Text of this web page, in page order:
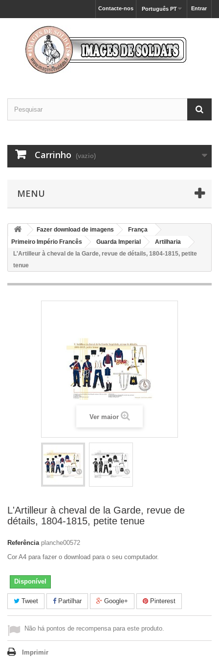
Entrar
Português PT
Contacte-nos
Carrinho (vazio)
MENU
Fazer download de imagens
França
Primeiro Império Francês
Guarda Imperial
Artilharia
L'Artilleur à cheval de la Garde, revue de détails, 1804-1815, petite
tenue
Ver maior
L'Artilleur à cheval de la Garde, revue de
détails, 1804-1815, petite tenue
Referência planche00572
Cor A4 para fazer o download para o seu computador.
Disponível
Tweet Partilhar Google+ Pinterest
Não há pontos de recompensa para este produto.
Imprimir